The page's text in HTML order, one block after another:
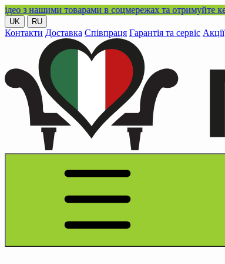
товарами в соцмережах та отримуйте кешбек!
UK RU
Контакти Доставка Співпраця Гарантія та сервіс Акції